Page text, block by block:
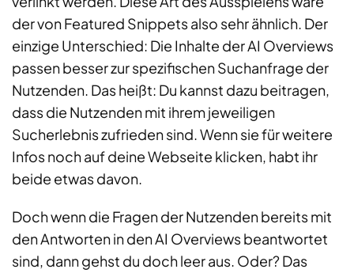
der von Featured Snippets also sehr ähnlich. Der
einzige Unterschied: Die Inhalte der AI Overviews
passen besser zur spezifischen Suchanfrage der
Nutzenden. Das heißt: Du kannst dazu beitragen,
dass die Nutzenden mit ihrem jeweiligen
Sucherlebnis zufrieden sind. Wenn sie für weitere
Infos noch auf deine Webseite klicken, habt ihr
beide etwas davon.
Doch wenn die Fragen der Nutzenden bereits mit
den Antworten in den AI Overviews beantwortet
sind, dann gehst du doch leer aus. Oder? Das